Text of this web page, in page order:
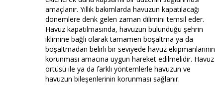
amaçlanır. Yıllık bakımlarda havuzun kapatılacağı
dönemlere denk gelen zaman dilimini temsil eder.
Havuz kapatılmasında, havuzun bulunduğu şehrin
iklimine bağlı olarak tamamen boşaltma ya da
boşaltmadan belirli bir seviyede havuz ekipmanlarının
korunması amacına uygun hareket edilmelidir. Havuz
örtüsü ile ya da farklı yöntemlerle havuzun ve
havuzun bileşenlerinin korunması sağlanır.